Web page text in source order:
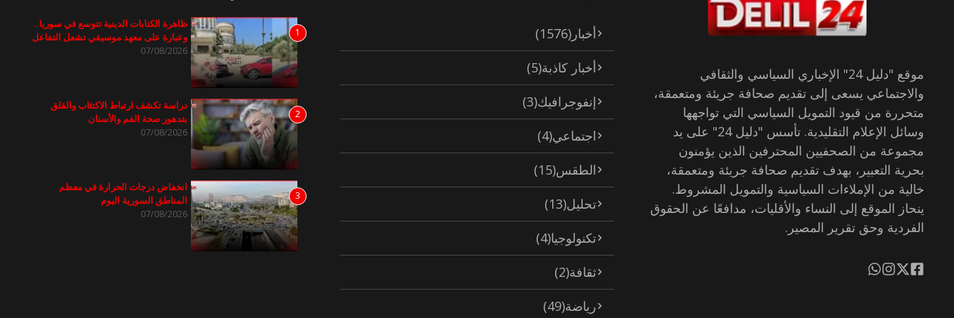
موقع "دليل 24" الإخباري السياسي والثقافي
والاجتماعي يسعى إلى تقديم صحافة جريئة ومتعمقة،
متحررة من قيود التمويل السياسي التي تواجهها
وسائل الإعلام التقليدية. تأسس "دليل 24" على يد
مجموعة من الصحفيين المحترفين الذين يؤمنون
بحرية التعبير، بهدف تقديم صحافة جريئة ومتعمقة،
خالية من الإملاءات السياسية والتمويل المشروط.
ينحاز الموقع إلى النساء والأقليات، مدافعًا عن الحقوق
الفردية وحق تقرير المصير.
أخبار (1576)
أخبار كاذبة(5)
إنفوجرافيك(3)
اجتماعي(4)
الطقس(15)
تحليل(13)
تكنولوجيا(4)
ثقافة(2)
رياضة(49)
1
ظاهرة الكتابات الدينية تتوسع في سوريا..
وعبارة على معهد موسيقي تشعل التفاعل
07/08/2026
2
دراسة تكشف ارتباط الاكتئاب والقلق
بتدهور صحة الفم والأسنان
07/08/2026
3
انخفاض درجات الحرارة في معظم
المناطق السورية اليوم
07/08/2026